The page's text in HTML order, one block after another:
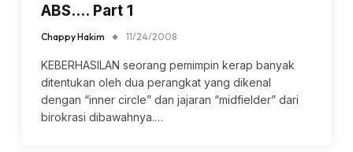
ABS…. Part 1
Chappy Hakim 11/24/2008
KEBERHASILAN seorang pemimpin kerap banyak
ditentukan oleh dua perangkat yang dikenal
dengan “inner circle” dan jajaran “midfielder” dari
birokrasi dibawahnya.…